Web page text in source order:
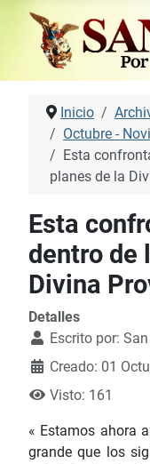
Inicio
Octubre -
Esta
planes de la
Esta
dentro de
Divina
Detalles
Escrito por:
Creado: 01
Visto: 161
« Estamos ahora
grande que los